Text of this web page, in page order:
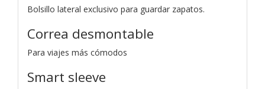
Bolsillo lateral exclusivo para guardar zapatos.
Correa desmontable
Para viajes más cómodos
Smart sleeve